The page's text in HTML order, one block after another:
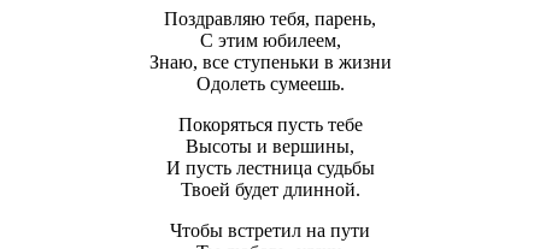
Поздравляю тебя, парень,
С этим юбилеем,
Знаю, все ступеньки в жизни
Одолеть сумеешь.
Покоряться пусть тебе
Высоты и вершины,
И пусть лестница судьбы
Твоей будет длинной.
Чтобы встретил на пути